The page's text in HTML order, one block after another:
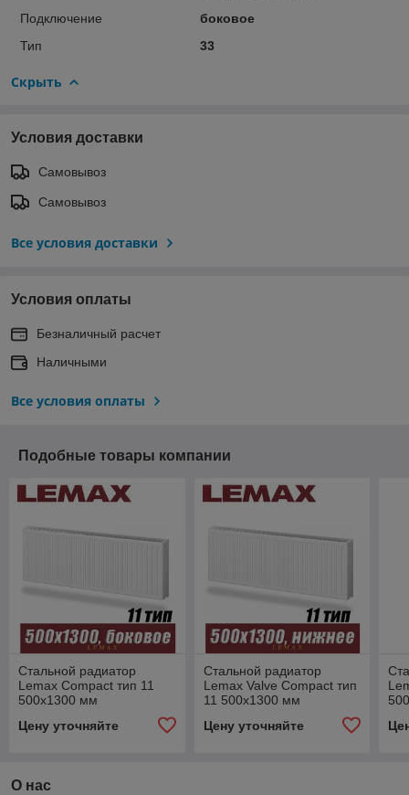
Подключение
боковое
Тип
33
Скрыть
Условия доставки
Самовывоз
Самовывоз
Все условия доставки
Условия оплаты
Безналичный расчет
Наличными
Все условия оплаты
Подобные товары компании
Стальной радиатор
Lemax Compact тип 11
500x1300 мм
Цену уточняйте
Стальной радиатор
Lemax Valve Compact тип
11 500x1300 мм
Цену уточняйте
О нас